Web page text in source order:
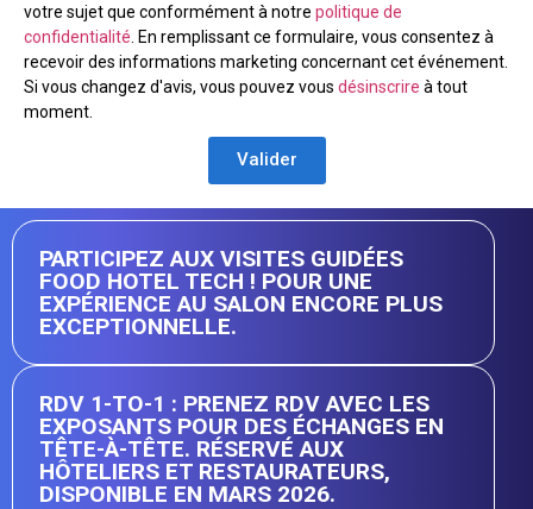
votre sujet que conformément à notre politique de
confidentialité . En remplissant ce formulaire, vous consentez à
recevoir des informations marketing concernant cet événement.
Si vous changez d'avis, vous pouvez vous désinscrire à tout
moment.
Valider
PARTICIPEZ AUX VISITES GUIDÉES
FOOD HOTEL TECH ! POUR UNE
EXPÉRIENCE AU SALON ENCORE PLUS
EXCEPTIONNELLE.
RDV 1-TO-1 : PRENEZ RDV AVEC LES
EXPOSANTS POUR DES ÉCHANGES EN
TÊTE-À-TÊTE. RÉSERVÉ AUX
HÔTELIERS ET RESTAURATEURS,
DISPONIBLE EN MARS 2026.